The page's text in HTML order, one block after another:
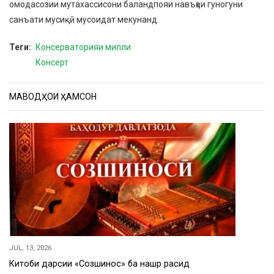
омодасозии мутахассисони баландпояи навъҳои гуногуни
санъати мусиқӣ мусоидат мекунанд.
Теги
Консерваторияи милли
Консерт
МАВОДҲОИ ҲАМСОН
JUL, 13, 2026
Китоби дарсии «Созшиносӣ» ба нашр расид